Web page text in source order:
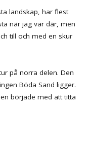
landskap, har flest
när jag var där, men
till och med en skur
på norra delen. Den
Böda Sand ligger.
började med att titta